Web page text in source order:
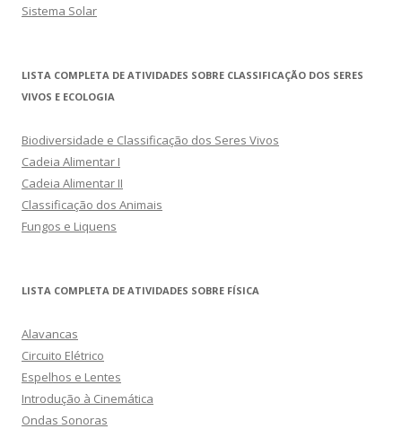
Sistema Solar
LISTA COMPLETA DE ATIVIDADES SOBRE CLASSIFICAÇÃO DOS SERES
VIVOS E ECOLOGIA
Biodiversidade e Classificação dos Seres Vivos
Cadeia Alimentar I
Cadeia Alimentar II
Classificação dos Animais
Fungos e Liquens
LISTA COMPLETA DE ATIVIDADES SOBRE FÍSICA
Alavancas
Circuito Elétrico
Espelhos e Lentes
Introdução à Cinemática
Ondas Sonoras